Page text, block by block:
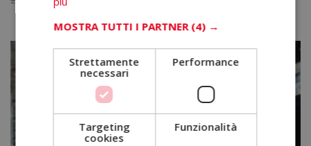
originale
era:
2.380,00€.
attuale
è:
595,00€.
MOSTRA TUTTI I PARTNER (4) →
Strettamente
necessari
Performance
Targeting
cookies
Funzionalità